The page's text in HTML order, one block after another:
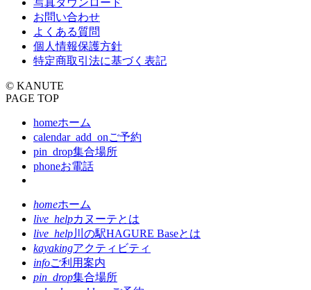
お問い合わせ
よくある質問
個人情報保護方針
特定商取引法に基づく表記
© KANUTE
PAGE TOP
homeホーム
calendar_add_onご予約
pin_drop集合場所
phoneお電話
homeホーム
live_helpカヌーテとは
live_help川の駅HAGURE Baseとは
kayakingアクティビティ
infoご利用案内
pin_drop集合場所